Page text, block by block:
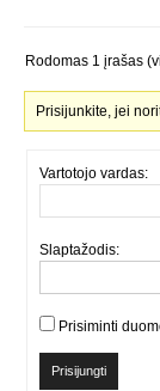
Rodomas 1 įrašas
Prisijunkite, jei
Vartotojo vardas:
Slaptažodis:
Prisiminti
Prisijungti